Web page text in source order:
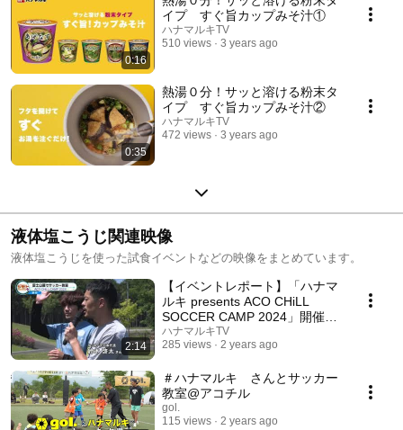
0:16
イプ すぐ旨カップみそ汁①
ハナマルキTV
510 views
3 years ago
0:35
熱湯０分！サッと溶ける粉末タ
イプ すぐ旨カップみそ汁②
ハナマルキTV
472 views
3 years ago
液体塩こうじ関連映像
液体塩こうじを使った試食イベントなどの映像をまとめています。
2:14
【イベントレポート】「ハナマ
ルキ presents ACO CHiLL
SOCCER CAMP 2024」開催！
サッカー元日本代表・鈴木啓太
さん、柏木陽介さん、坪井慶介
ハナマルキTV
285 views
2 years ago
＃ハナマルキ さんとサッカー
教室@アコチル
gol.
115 views
2 years ago